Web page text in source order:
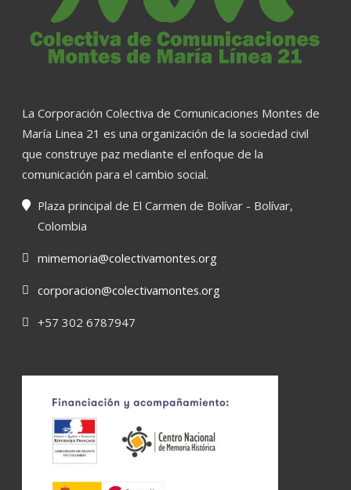
La Corporación Colectiva de Comunicaciones Montes de
María Linea 21 es una organización de la sociedad civil
que construye paz mediante el enfoque de la
comunicación para el cambio social.
Plaza principal de El Carmen de Bolívar - Bolívar,
Colombia
mimemoria@colectivamontes.org
corporacion@colectivamontes.org
+57 302 6787947